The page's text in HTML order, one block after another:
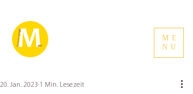
ME
NU
20. Jan. 2023 1 Min. Lesezeit